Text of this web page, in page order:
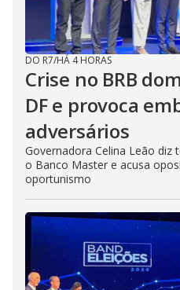
DO R7/HÁ 4 HORAS
Crise no BRB
DF e provoca
adversários
Governadora Celina Leão diz
o Banco Master e acusa
oportunismo